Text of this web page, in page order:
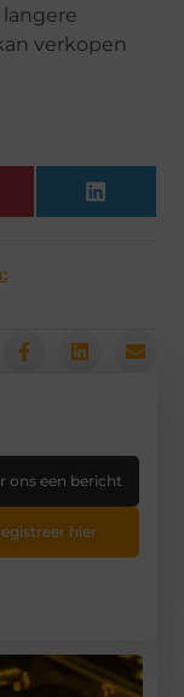
verkopen
LinkedIn
ons een bericht
hier